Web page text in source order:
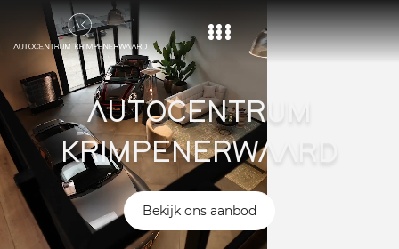
Home
Aanbod
Diensten
Over ons
Vacature
AUTOCENTRUM
KRIMPENERWAARD
Bekijk ons aanbod